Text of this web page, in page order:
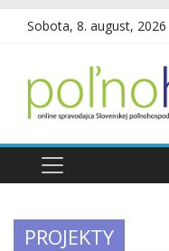
Sobota, 8. august, 2026
PROJEKTY